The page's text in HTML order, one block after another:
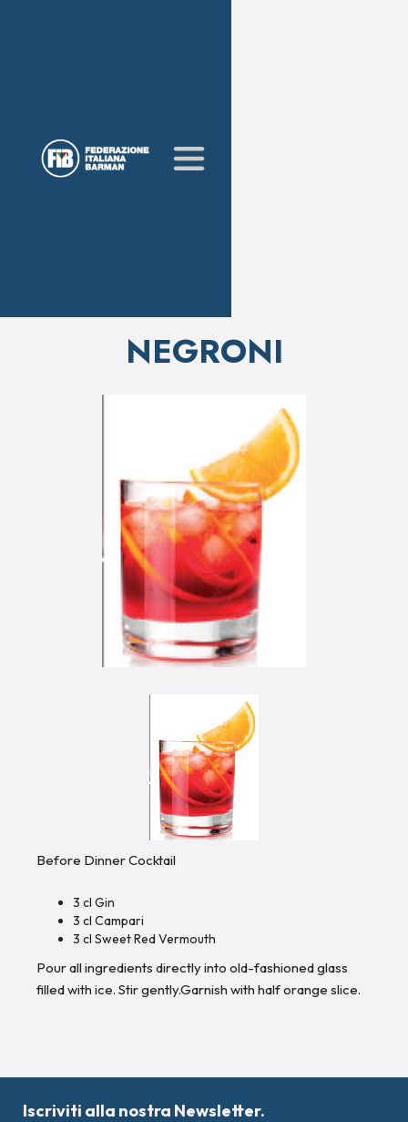
NEGRONI
Before Dinner Cocktail
3 cl Gin
3 cl Campari
3 cl Sweet Red Vermouth
Pour all ingredients directly into old-fashioned glass
filled with ice. Stir gently.Garnish with half orange slice.
Iscriviti alla nostra Newsletter.